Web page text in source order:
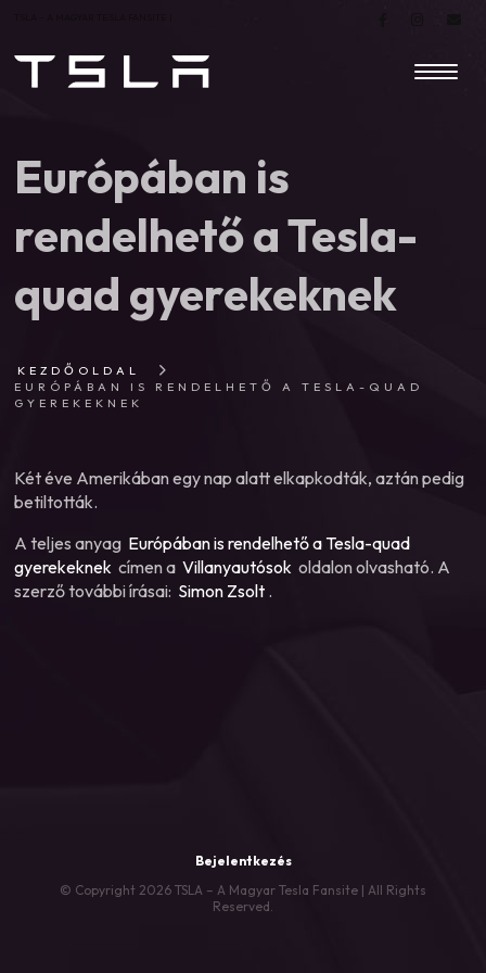
Európában is
rendelhető a Tesla-
quad gyerekeknek
KEZDŐOLDAL
EURÓPÁBAN IS RENDELHETŐ A TESLA-QUAD
GYEREKEKNEK
Két éve Amerikában egy nap alatt elkapkodták, aztán pedig
betiltották.
A teljes anyag Európában is rendelhető a Tesla-quad
gyerekeknek címen a Villanyautósok oldalon olvasható. A
szerző további írásai: Simon Zsolt .
Bejelentkezés
© Copyright 2026 TSLA – A Magyar Tesla Fansite | All Rights
Reserved.